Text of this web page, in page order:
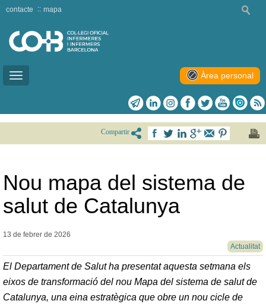
Toggle
contacte mapa
Àrea personal
Compartir
Nou mapa del sistema de
salut de Catalunya
13 de febrer de 2026
Actualitat
El Departament de Salut ha presentat aquesta setmana els
eixos de transformació del nou Mapa del sistema de salut de
Catalunya, una eina estratègica que obre un nou cicle de